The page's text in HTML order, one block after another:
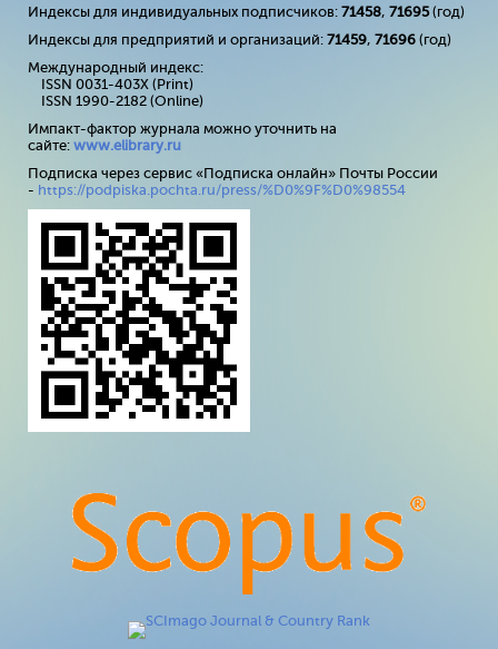
Индексы для индивидуальных подписчиков: 71458, 71695(год)
Индексы для предприятий и организаций: 71459, 71696 (год)
Международный индекс:
ISSN 0031-403X (Print)
ISSN 1990-2182 (Online)
Импакт-фактор журнала можно уточнить на
сайте: www.elibrary.ru
Подписка через сервис «Подписка онлайн» Почты России
- https://podpiska.pochta.ru/press/%D0%9F%D0%98554